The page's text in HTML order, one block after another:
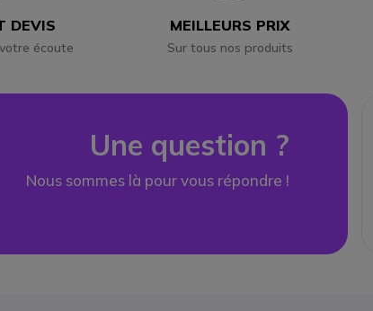
DEVIS
écoute
MEILLEURS PRIX
Sur tous nos produits
Une question ?
Nous sommes là pour vous répondre !